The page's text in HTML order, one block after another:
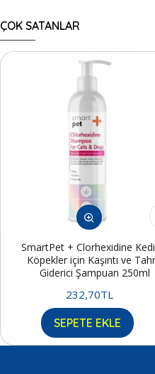
ÇOK SATANLAR
SmartPet + Clorhexidine
Köpekler için Kaşıntı ve
Giderici Şampuan 250ml
232,70TL
SEPETE EKLE